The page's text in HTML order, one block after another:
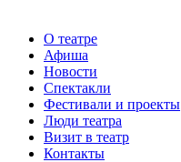
О театре
Афиша
Новости
Спектакли
Фестивали и проекты
Люди театра
Визит в театр
Контакты